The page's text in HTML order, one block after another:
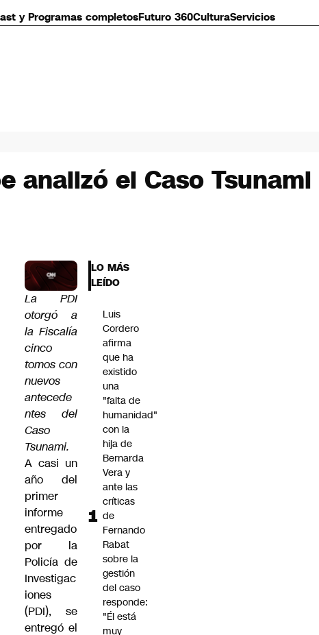
y Programas completosFuturo 360CulturaServicios
analizó el Caso
La PDI
otorgó a
la Fiscalía
cinco
tomos con
nuevos
antecede
ntes del
Caso
Tsunami.
A casi un
año del
primer
informe
entregado
por la
Policía de
Investigac
iones
(PDI), se
entregó el
LO MÁS
LEÍDO
Luis
Cordero
afirma
que ha
existido
una
"falta de
humanidad"
con la
hija de
Bernarda
Vera y
ante las
críticas
de
Fernando
Rabat
sobre la
gestión
del caso
responde:
"Él está
muy